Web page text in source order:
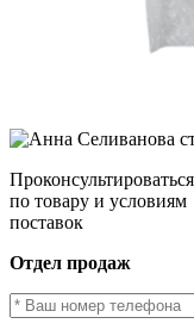
Проконсультироваться
по товару и условиям
поставок
Отдел продаж